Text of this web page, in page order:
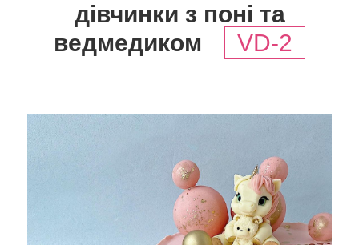
дівчинки з поні та
ведмедиком
VD-2